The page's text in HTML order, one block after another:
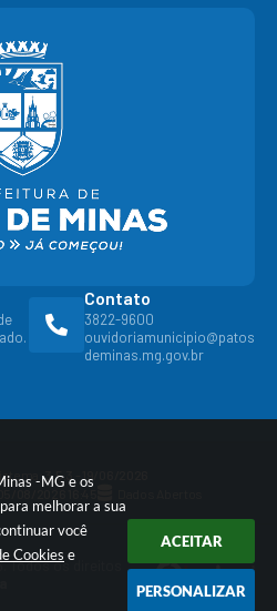
-MG e os
melhorar a sua
você
Cookies e
ACEITAR
PERSONALIZAR
Contato
3822-9600
ouvidoriamunicipio@patos
deminas.mg.gov.br
3.5.3 - 19/06/2026
os direitos